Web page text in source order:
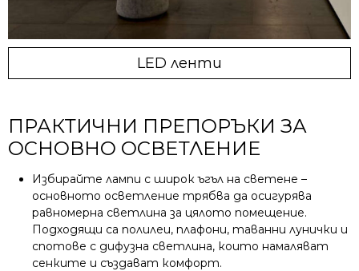
LED ленти
ПРАКТИЧНИ ПРЕПОРЪКИ ЗА
ОСНОВНО ОСВЕТЛЕНИЕ
Избирайте лампи с широк ъгъл на светене –
основното осветление трябва да осигурява
равномерна светлина за цялото помещение.
Подходящи са полилеи, плафони, таванни лунички и
спотове с дифузна светлина, които намаляват
сенките и създават комфорт.